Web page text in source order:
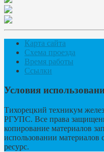
Карта сайта
Схема проезда
Время работы
Ссылки
Условия
Тихорецкий техникум
РГУПС. Все права
копирование материалов
использовании материалов
ресурс.